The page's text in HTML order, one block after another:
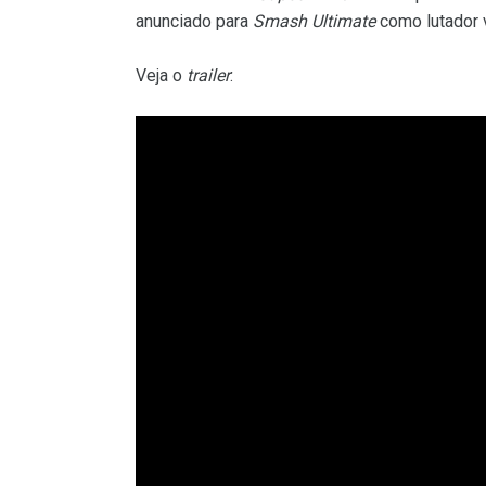
anunciado para Smash Ultimatecomo lutador
Veja o trailer: